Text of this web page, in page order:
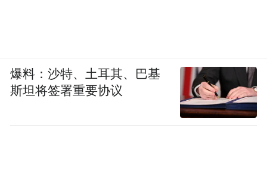
爆料：沙特、土耳其、巴基
斯坦将签署重要协议